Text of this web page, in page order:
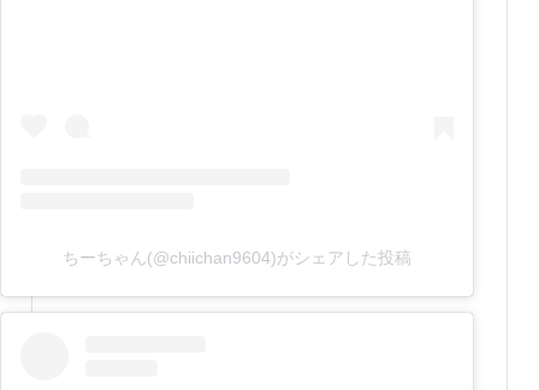
ちーちゃん(@chiichan9604)がシェアした投稿